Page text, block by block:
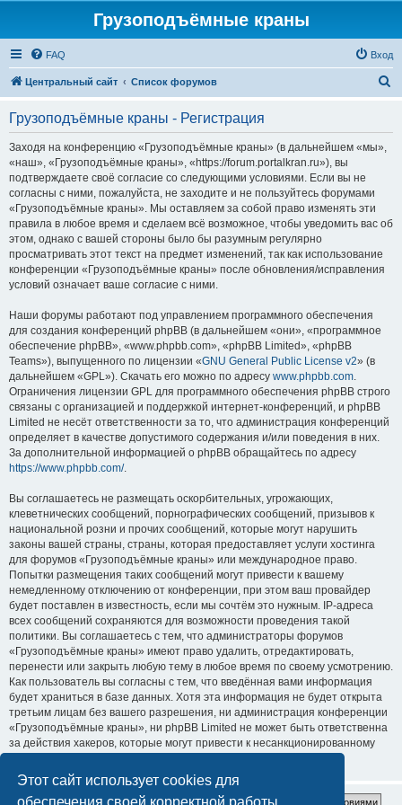
Этот сайт использует cookies для
обеспечения своей корректной работы.
Грузоподъёмные краны
FAQ Вход
Центральный сайт Список форумов
Грузоподъёмные краны - Регистрация
Заходя на конференцию «Грузоподъёмные краны» (в дальнейшем «мы»,
«наш», «Грузоподъёмные краны», «https://forum.portalkran.ru»), вы
подтверждаете своё согласие со следующими условиями. Если вы не
согласны с ними, пожалуйста, не заходите и не пользуйтесь форумами
«Грузоподъёмные краны». Мы оставляем за собой право изменять эти
правила в любое время и сделаем всё возможное, чтобы уведомить вас об
этом, однако с вашей стороны было бы разумным регулярно
просматривать этот текст на предмет изменений, так как использование
конференции «Грузоподъёмные краны» после обновления/исправления
условий означает ваше согласие с ними.
Наши форумы работают под управлением программного обеспечения
для создания конференций phpBB (в дальнейшем «они», «программное
обеспечение phpBB», «www.phpbb.com», «phpBB Limited», «phpBB
Teams»), выпущенного по лицензии «GNU General Public License v2» (в
дальнейшем «GPL»). Скачать его можно по адресу www.phpbb.com.
Ограничения лицензии GPL для программного обеспечения phpBB строго
связаны с организацией и поддержкой интернет-конференций, и phpBB
Limited не несёт ответственности за то, что администрация конференций
определяет в качестве допустимого содержания и/или поведения в них.
За дополнительной информацией о phpBB обращайтесь по адресу
https://www.phpbb.com/.
Вы соглашаетесь не размещать оскорбительных, угрожающих,
клеветнических сообщений, порнографических сообщений, призывов к
национальной розни и прочих сообщений, которые могут нарушить
законы вашей страны, страны, которая предоставляет услуги хостинга
для форумов «Грузоподъёмные краны» или международное право.
Попытки размещения таких сообщений могут привести к вашему
немедленному отключению от конференции, при этом ваш провайдер
будет поставлен в известность, если мы сочтём это нужным. IP-адреса
всех сообщений сохраняются для возможности проведения такой
политики. Вы соглашаетесь с тем, что администраторы форумов
«Грузоподъёмные краны» имеют право удалить, отредактировать,
перенести или закрыть любую тему в любое время по своему усмотрению.
Как пользователь вы согласны с тем, что введённая вами информация
будет храниться в базе данных. Хотя эта информация не будет открыта
третьим лицам без вашего разрешения, ни администрация конференции
«Грузоподъёмные краны», ни phpBB Limited не может быть ответственна
за действия хакеров, которые могут привести к несанкционированному